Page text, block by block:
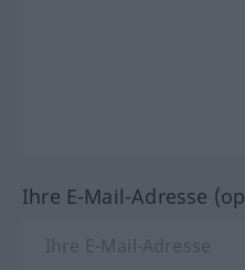
Ihre E-Mail-Adresse